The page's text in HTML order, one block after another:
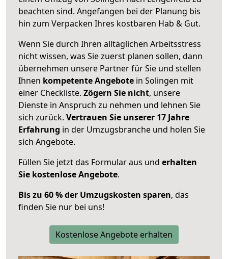
beachten sind. Angefangen bei der Planung bis
hin zum Verpacken Ihres kostbaren Hab & Gut.
Wenn Sie durch Ihren alltäglichen Arbeitsstress
nicht wissen, was Sie zuerst planen sollen, dann
übernehmen unsere Partner für Sie und stellen
Ihnen kompetente Angebote in Solingen mit
einer Checkliste. Zögern Sie nicht, unsere
Dienste in Anspruch zu nehmen und lehnen Sie
sich zurück. Vertrauen Sie unserer 17 Jahre
Erfahrung in der Umzugsbranche und holen Sie
sich Angebote.
Füllen Sie jetzt das Formular aus und erhalten
Sie kostenlose Angebote.
Bis zu 60 % der Umzugskosten sparen, das
finden Sie nur bei uns!
Kostenlose Angebote erhalten